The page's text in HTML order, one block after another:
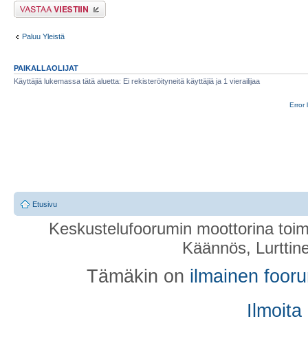
Lähetä vastaus
Paluu Yleistä
PAIKALLAOLIJAT
Käyttäjiä lukemassa tätä aluetta: Ei rekisteröityneitä käyttäjiä ja 1 vierailijaa
Error
Etusivu
Keskustelufoorumin moottorina
Käännös,
Tämäkin on ilmainen